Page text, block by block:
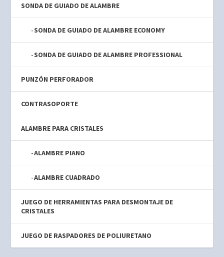
SONDA DE GUIADO DE ALAMBRE
SONDA DE GUIADO DE ALAMBRE ECONOMY
SONDA DE GUIADO DE ALAMBRE PROFESSIONAL
PUNZÓN PERFORADOR
CONTRASOPORTE
ALAMBRE PARA CRISTALES
ALAMBRE PIANO
ALAMBRE CUADRADO
JUEGO DE HERRAMIENTAS PARA DESMONTAJE DE
CRISTALES
JUEGO DE RASPADORES DE POLIURETANO